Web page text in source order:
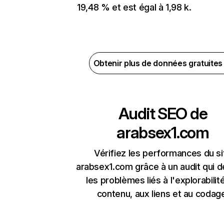
19,48 % et est égal à 1,98 k.
Obtenir plus de données
Audit SEO de
arabsex1.com
Vérifiez les performances du
arabsex1.com grâce à un audit qui
les problèmes liés à
contenu, aux liens et au